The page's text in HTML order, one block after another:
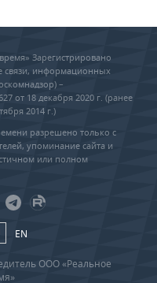
Зарегистрировано
связи, информационных
–
от 18 декабря 2020 г. (ранее
2014 г.)
разрешено только с
упоминание сайта и
или полном
EN
ООО «Реальное